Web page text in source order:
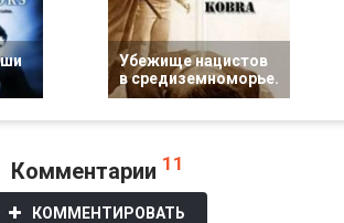
Убежище нацистов
в средиземноморье.
Комментарии 11
КОММЕНТИРОВАТЬ